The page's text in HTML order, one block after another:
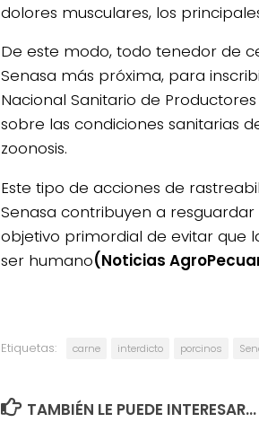
dolores musculares, los
De este modo, todo tenedor de
Senasa más próxima, para
Nacional Sanitario de
sobre las condiciones sanitarias
zoonosis.
Este tipo de acciones de
Senasa contribuyen a
objetivo primordial de evitar que
ser humano(Noticias
Etiquetas: carne interdicto porcinos
TAMBIÉN LE PUEDE INTERESAR...